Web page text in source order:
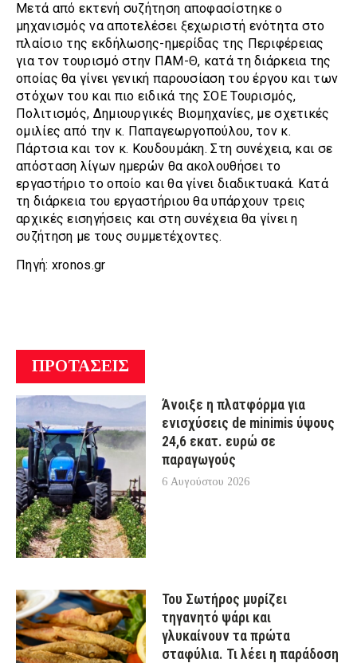
Μετά από εκτενή συζήτηση αποφασίστηκε ο
μηχανισμός να αποτελέσει ξεχωριστή ενότητα στο
πλαίσιο της εκδήλωσης-ημερίδας της Περιφέρειας
για τον τουρισμό στην ΠΑΜ-Θ, κατά τη διάρκεια της
οποίας θα γίνει γενική παρουσίαση του έργου και των
στόχων του και πιο ειδικά της ΣΟΕ Τουρισμός,
Πολιτισμός, Δημιουργικές Βιομηχανίες, με σχετικές
ομιλίες από την κ. Παπαγεωργοπούλου, τον κ.
Πάρτσια και τον κ. Κουδουμάκη. Στη συνέχεια, και σε
απόσταση λίγων ημερών θα ακολουθήσει το
εργαστήριο το οποίο και θα γίνει διαδικτυακά. Κατά
τη διάρκεια του εργαστήριου θα υπάρχουν τρεις
αρχικές εισηγήσεις και στη συνέχεια θα γίνει η
συζήτηση με τους συμμετέχοντες.
Πηγή: xronos.gr
ΠΡΟΤΑΣΕΙΣ
Άνοιξε η πλατφόρμα για
ενισχύσεις de minimis ύψους
24,6 εκατ. ευρώ σε
παραγωγούς
6 Αυγούστου 2026
Του Σωτήρος μυρίζει
τηγανητό ψάρι και
γλυκαίνουν τα πρώτα
σταφύλια. Τι λέει η παράδοση